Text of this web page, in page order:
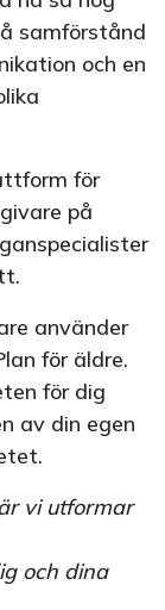
samförstånd
och en
för
på
använder
för äldre.
för dig
av din egen
vi utformar
och dina